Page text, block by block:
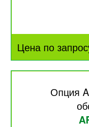
Цена по
Опция